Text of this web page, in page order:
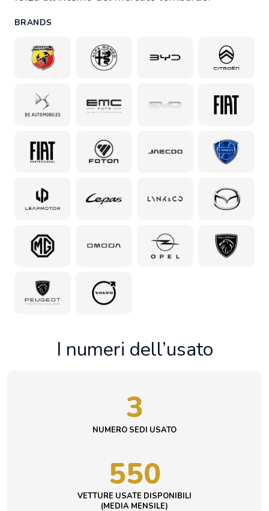
BRANDS
I numeri dell’usato
3
NUMERO SEDI USATO
550
VETTURE USATE DISPONIBILI
(MEDIA MENSILE)